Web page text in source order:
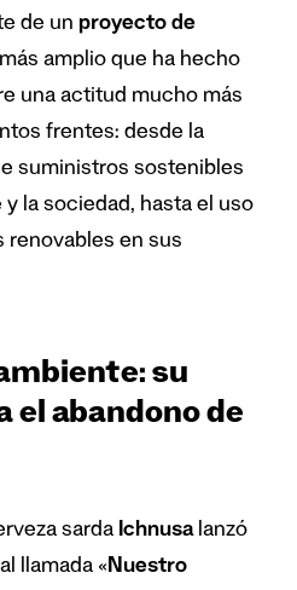
de un proyecto de
amplio que ha hecho
una actitud mucho más
frentes: desde la
suministros sostenibles
la sociedad, hasta el uso
renovables en sus
su
abandono de
sarda Ichnusalanzó
llamada «Nuestro